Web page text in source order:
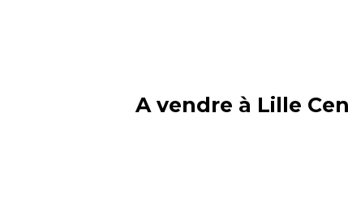
A vendre à Lille